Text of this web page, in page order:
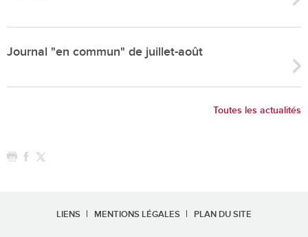
Journal "en commun" de juillet-août
Toutes les actualités
LIENS MENTIONS LÉGALES PLAN DU SITE